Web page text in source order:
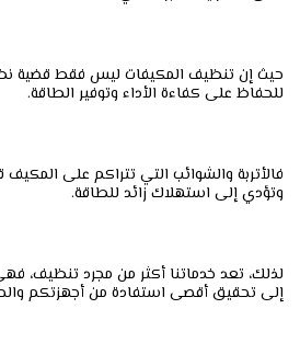
حيث إن تنظيف المكيفات ليس فقط قضية
للحفاظ على كفاءة الأداء وتوفير الطاقة.
فالأتربة والشوائب التي تتراكم على المكيف
وتؤدي إلى استهلاك زائد للطاقة.
لذلك، تعد خدماتنا أكثر من مجرد تنظيف،
إلى تحقيق أقصى استفادة من أجهزتكم